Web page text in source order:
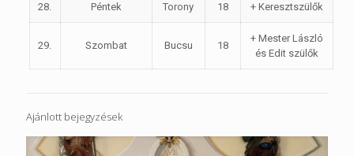
28. Péntek Torony 18 + Keresztszülők
29. Szombat Bucsu 18
+ Mester László
és Edit szülők
Ajánlott bejegyzések